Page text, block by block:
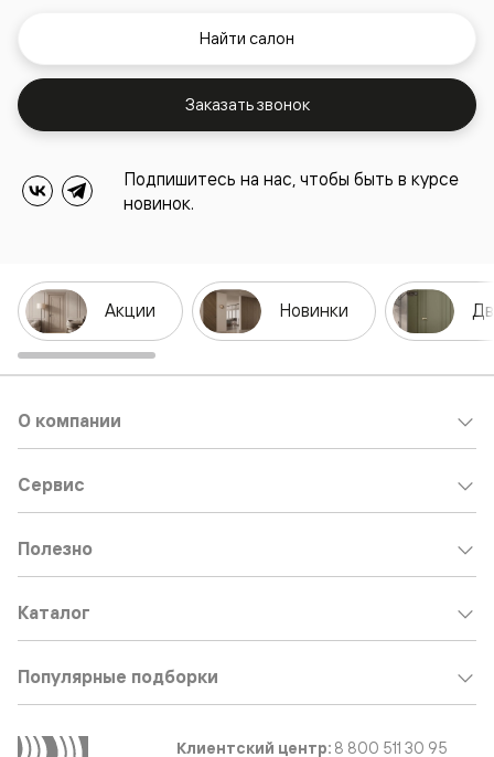
Найти салон
Заказать звонок
Подпишитесь на нас, чтобы быть в курсе
новинок.
Акции Новинки
О компании
Сервис
Полезно
Каталог
Популярные подборки
Клиентский центр: 8 800 511 30 95